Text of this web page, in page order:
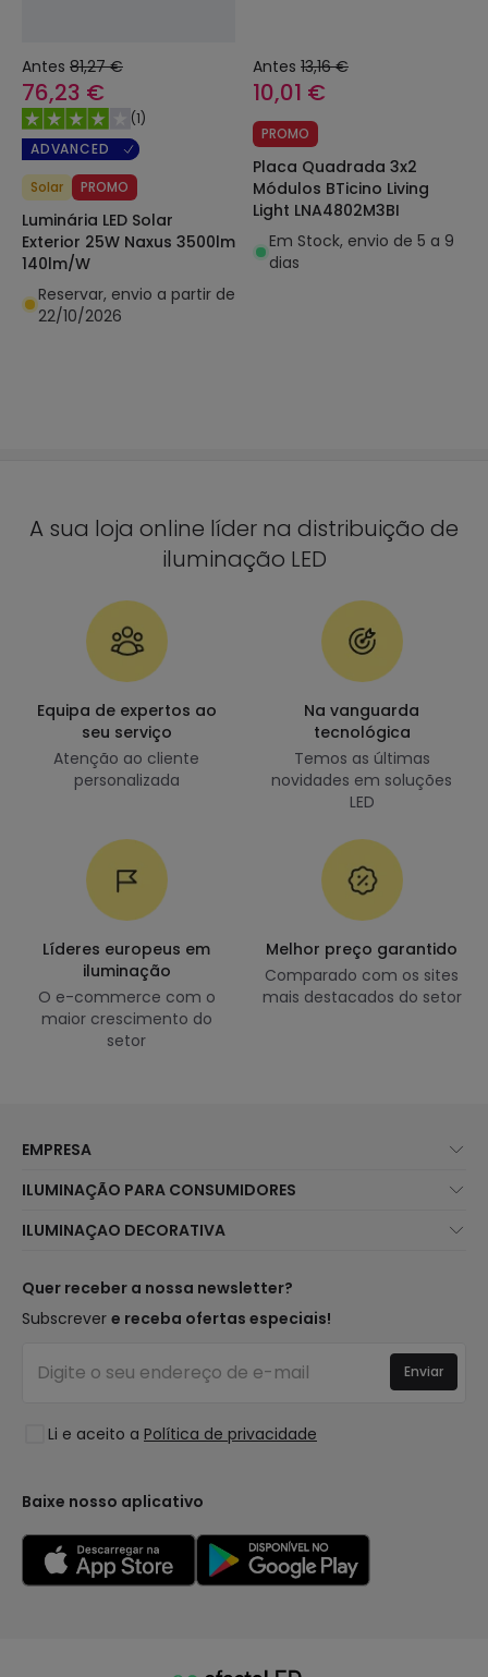
Antes 81,27 €
76,23 €
(1)
ADVANCED
Solar PROMO
Luminária LED Solar
Exterior 25W Naxus 3500lm
140lm/W
Reservar, envio a partir de
22/10/2026
Antes 13,16 €
10,01 €
PROMO
Placa Quadrada 3x2
Módulos BTicino Living
Light LNA4802M3BI
Em Stock, envio de 5 a 9
dias
A sua loja online líder na distribuição de
iluminação LED
Equipa de expertos ao
seu serviço
Atenção ao cliente
personalizada
Na vanguarda
tecnológica
Temos as últimas
novidades em soluções
LED
Líderes europeus em
iluminação
O e-commerce com o
maior crescimento do
setor
Melhor preço garantido
Comparado com os sites
mais destacados do setor
EMPRESA
Atendimento ao Cliente
Métodos de Envio
É Profissional?
Perguntas Frequentes (FAQ)
ILUMINAÇÃO PARA CONSUMIDORES
Marcas
Calculadora
Iluminação para empresas
ILUMINAÇAO DECORATIVA
Tendências
Marcas de Decoração Premium
Espaços
Coleções
Quer receber a nossa newsletter?
Subscrever e receba ofertas especiais!
Li e aceito a Política de privacidade
Enviar
Baixe nosso aplicativo